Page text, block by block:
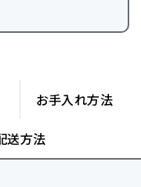
お手入れ方法
送方法